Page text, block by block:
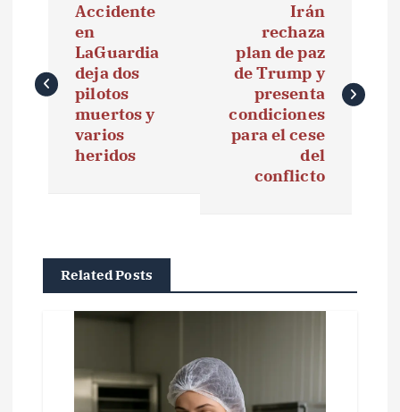
v
e
Accidente
en
LaGuardia
deja dos
pilotos
muertos y
varios
heridos
Irán
rechaza
plan de paz
de Trump y
presenta
condiciones
para el cese
del
conflicto
Related Posts